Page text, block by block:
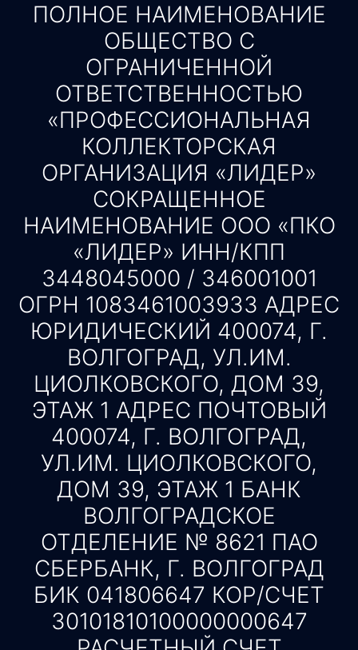
ПОЛНОЕ НАИМЕНОВАНИЕ
ОБЩЕСТВО С
ОГРАНИЧЕННОЙ
ОТВЕТСТВЕННОСТЬЮ
«ПРОФЕССИОНАЛЬНАЯ
КОЛЛЕКТОРСКАЯ
ОРГАНИЗАЦИЯ «ЛИДЕР»
СОКРАЩЕННОЕ
НАИМЕНОВАНИЕ ООО «ПКО
«ЛИДЕР» ИНН/КПП
3448045000 / 346001001
ОГРН 1083461003933 АДРЕС
ЮРИДИЧЕСКИЙ 400074, Г.
ВОЛГОГРАД, УЛ.ИМ.
ЦИОЛКОВСКОГО, ДОМ 39,
ЭТАЖ 1 АДРЕС ПОЧТОВЫЙ
400074, Г. ВОЛГОГРАД,
УЛ.ИМ. ЦИОЛКОВСКОГО,
ДОМ 39, ЭТАЖ 1 БАНК
ВОЛГОГРАДСКОЕ
ОТДЕЛЕНИЕ № 8621 ПАО
СБЕРБАНК, Г. ВОЛГОГРАД
БИК 041806647 КОР/СЧЕТ
30101810100000000647